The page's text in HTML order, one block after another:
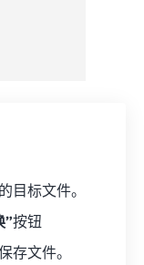
目标文件。
”按钮
存文件。